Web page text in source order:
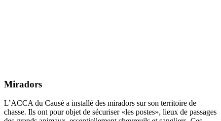
Miradors
L’ACCA du Causé a installé des miradors sur son territoire de
chasse. Ils ont pour objet de sécuriser «les postes», lieux de passages